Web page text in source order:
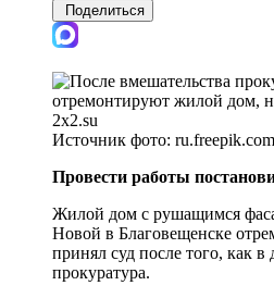
Поделиться
Источник фото: ru.freepik.com
Провести работы
Жилой дом с рушащимся
Новой в Благовещенске
принял суд после того, как в
прокуратура.